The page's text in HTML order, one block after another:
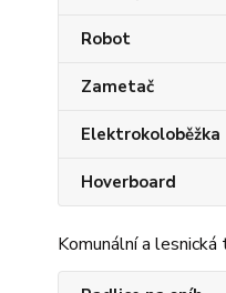
Robot
Zametač
Elektrokoloběžka
Hoverboard
Komunální a lesnická